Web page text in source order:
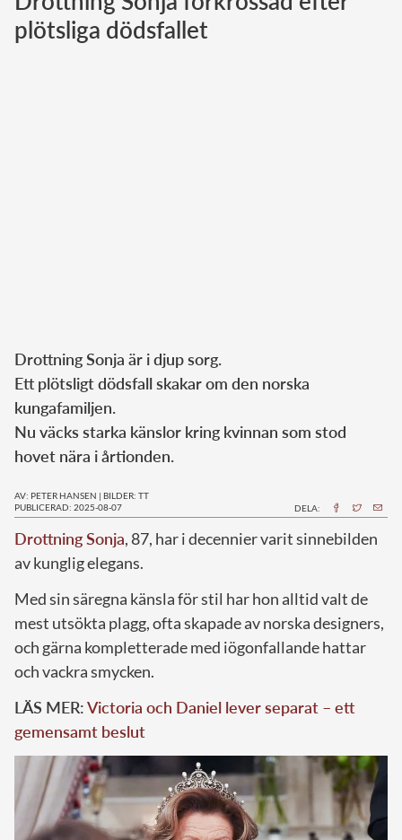
Norska kungahuset
plötsliga dödsfallet
Drottning Sonja är i djup sorg.
Ett plötsligt dödsfall skakar om den norska
kungafamiljen.
Nu väcks starka känslor kring kvinnan som stod
hovet nära i årtionden.
AV: PETER HANSEN | BILDER: TT
PUBLICERAD: 2025-08-07
DELA:
Drottning Sonja, 87, har i decennier varit sinnebilden
av kunglig elegans.
Med sin säregna känsla för stil har hon alltid valt de
mest utsökta plagg, ofta skapade av norska designers,
och gärna kompletterade med iögonfallande hattar
och vackra smycken.
LÄS MER:Victoria och Daniel lever separat – ett
gemensamt beslut